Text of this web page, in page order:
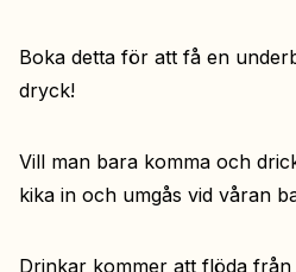
Boka detta för att få en
dryck!
Vill man bara komma och
kika in och umgås vid våran
Drinkar kommer att flöda